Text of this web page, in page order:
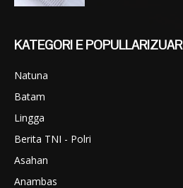
KATEGORI E POPULLARIZUAR
Natuna
Batam
Lingga
Berita TNI - Polri
Asahan
Anambas